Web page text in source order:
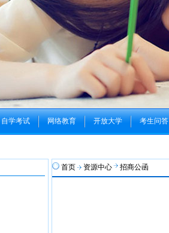
自学考试 网络教育 开放大学 考生问答
首页 资源中心 招商公函